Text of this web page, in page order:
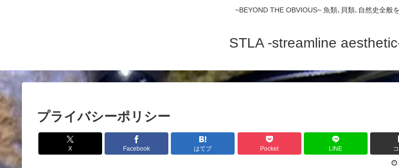
~BEYOND THE OBVIOUS~ 魚類､貝類､自然史全般を
STLA -streamline
プライバシーポリシー
X Facebook はてブ Pocket LINE